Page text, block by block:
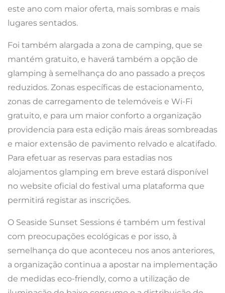
este ano com maior oferta, mais sombras e mais
lugares sentados.
Foi também alargada a zona de camping, que se
mantém gratuito, e haverá também a opção de
glamping à semelhança do ano passado a preços
reduzidos. Zonas específicas de estacionamento,
zonas de carregamento de telemóveis e Wi-Fi
gratuito, e para um maior conforto a organização
providencia para esta edição mais áreas sombreadas
e maior extensão de pavimento relvado e alcatifado.
Para efetuar as reservas para estadias nos
alojamentos glamping em breve estará disponível
no website oficial do festival uma plataforma que
permitirá registar as inscrições.
O Seaside Sunset Sessions é também um festival
com preocupações ecológicas e por isso, à
semelhança do que aconteceu nos anos anteriores,
a organização continua a apostar na implementação
de medidas eco-friendly, como a utilização de